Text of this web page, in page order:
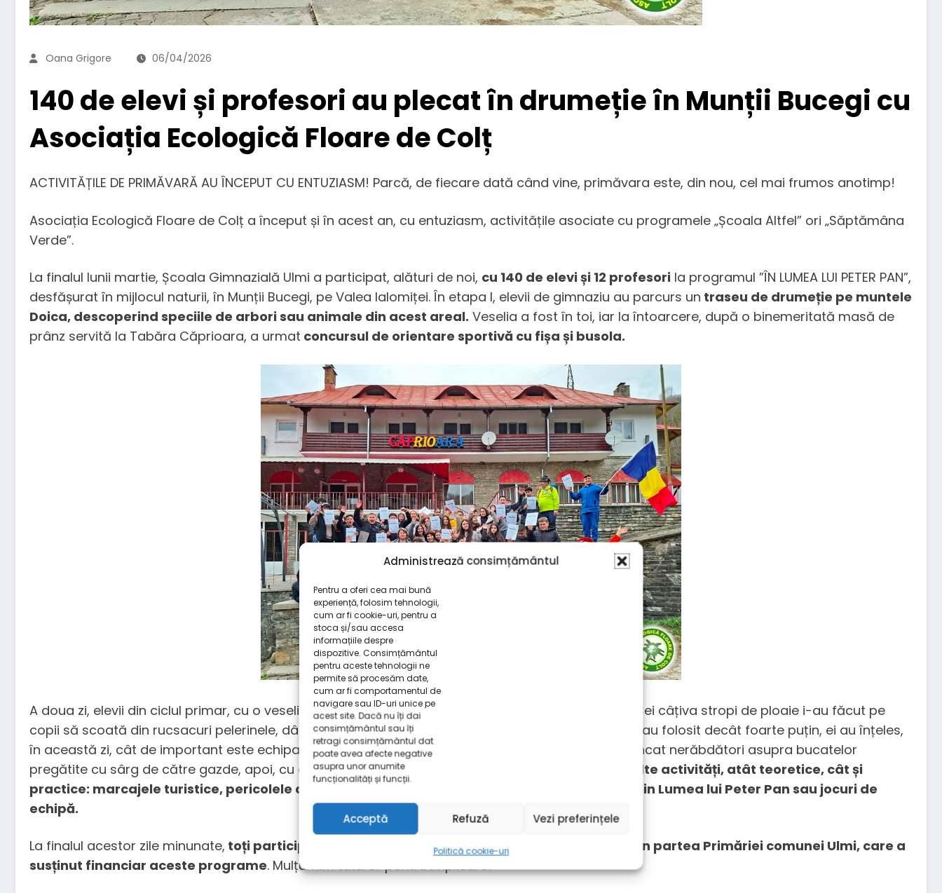
Administrează consimțământul
Pentru a oferi cea mai bună
experiență, folosim tehnologii,
cum ar fi cookie-uri, pentru a
stoca și/sau accesa
informațiile despre
dispozitive. Consimțământul
pentru aceste tehnologii ne
permite să procesăm date,
cum ar fi comportamentul de
navigare sau ID-uri unice pe
acest site. Dacă nu îți dai
consimțământul sau îți
retragi consimțământul dat
poate avea afecte negative
asupra unor anumite
funcționalități și funcții.
Acceptă Refuză Vezi preferințele
Politică cookie-uri
Oana Grigore 06/04/2026
140 de elevi și profesori au plecat în drumeție în Munții Bucegi cu
Asociația Ecologică Floare de Colț
ACTIVITĂȚILE DE PRIMĂVARĂ AU ÎNCEPUT CU ENTUZIASM! Parcă, de fiecare dată când vine, primăvara este, din nou, cel mai frumos anotimp!
Asociația Ecologică Floare de Colț a început și în acest an, cu entuziasm, activitățile asociate cu programele „Școala Altfel” ori „Săptămâna
Verde”.
La finalul lunii martie, Școala Gimnazială Ulmi a participat, alături de noi, cu 140 de elevi și 12 profesori la programul ”ÎN LUMEA LUI PETER PAN”,
desfășurat în mijlocul naturii, în Munții Bucegi, pe Valea Ialomiței. În etapa I, elevii de gimnaziu au parcurs un traseu de drumeție pe muntele
Doica, descoperind speciile de arbori sau animale din acest areal. Veselia a fost în toi, iar la întoarcere, după o binemeritată masă de
prânz servită la Tabăra Căprioara, a urmat concursul de orientare sportivă cu fișa și busola.
A doua zi, elevii din ciclul primar, cu o veselie nestăpânită, au luat și ei cu asalt potecile muntelui. Cei câțiva stropi de ploaie i-au făcut pe
copii să scoată din rucsacuri pelerinele, dând un aspect multicolor fotografiilor. Chiar dacă nu le-au folosit decât foarte puțin, ei au înțeles,
în această zi, cât de important este echipamentul la munte. Întorși la Tabăra Căprioara s-au aruncat nerăbdători asupra bucatelor
pregătite cu sârg de către gazde, apoi, cu energia lor inepuizabil
ă, au participat, pe echipe, la alte activități, atât teoretice, cât și
practice: marcajele turistice, pericolele din munți, zonele protejate, căutarea personajelor din Lumea lui Peter Pan sau jocuri de
echipă.
La finalul acestor zile minunate, toți participanții au primit diplome din partea AEFC și premii din partea Primăriei comunei Ulmi, care a
susținut financiar aceste programe. Mulțumim tuturor pentru implicare!